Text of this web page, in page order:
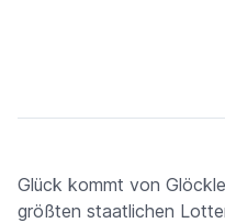
Glück kommt von
größten staatlichen